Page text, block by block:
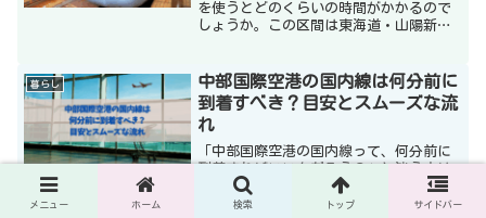
を使うとどのくらいの時間がかかるので
しょうか。この区間は東海道・山陽新幹
しています。実際には、最速で約12分、
遅くても13分前後と非...
暮らし
中部国際空港の国内線は何分前に
到着すべき？目安とスムーズな流
れ
「中部国際空港の国内線って、何分前に
到着すればいいんだろう？」と迷う人は
多いですよね。チェックインや保安検査
の時間、ターミナルの移動距離など、状
メニュー ホーム 検索 トップ サイドバー